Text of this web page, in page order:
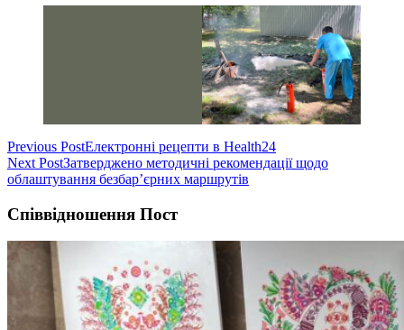
Навігація
записів
Previous PostЕлектронні рецепти в Health24
Next PostЗатверджено методичні рекомендації щодо
облаштування безбар’єрних маршрутів
Співвідношення Пост